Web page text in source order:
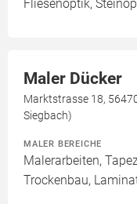
Fliesenoptik,
Maler Dücker
Marktstrasse 18,
Siegbach)
MALER BEREICHE
Malerarbeiten,
Trockenbau,